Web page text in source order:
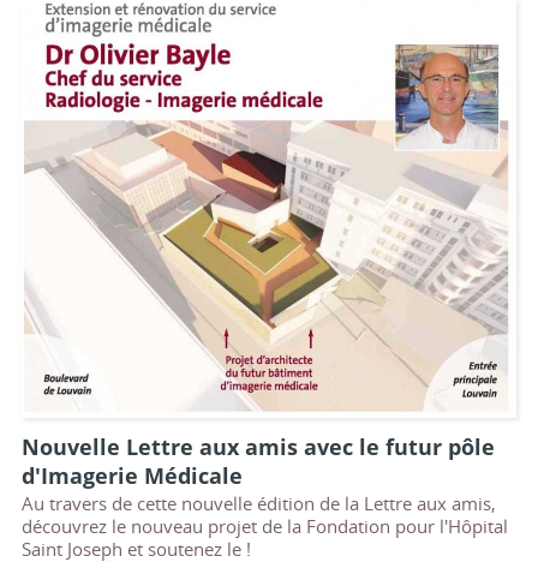
Nouvelle Lettre aux amis avec le futur pôle
d'Imagerie Médicale
Au travers de cette nouvelle édition de la Lettre aux amis,
découvrez le nouveau projet de la Fondation pour l'Hôpital
Saint Joseph et soutenez le !